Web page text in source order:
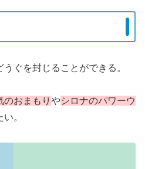
ぐを封じることができる。
のおまもり やシロナのパワーウ
。